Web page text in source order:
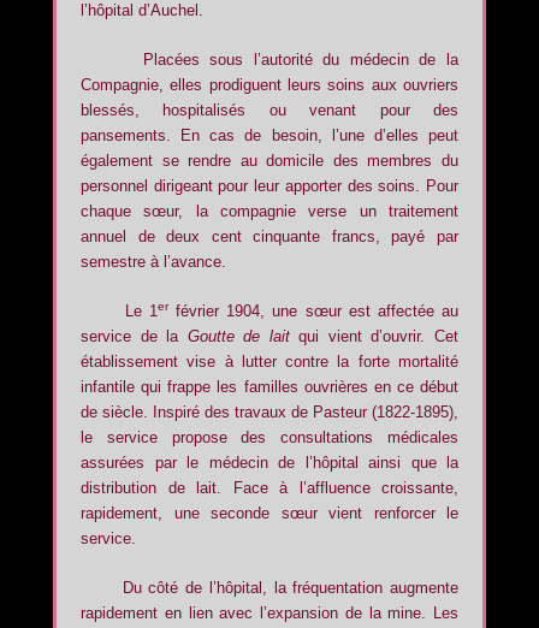
l’hôpital d’Auchel.
Placées sous l’autorité du médecin de la
Compagnie, elles prodiguent leurs soins aux ouvriers
blessés, hospitalisés ou venant pour des
pansements. En cas de besoin, l’une d’elles peut
également se rendre au domicile des membres du
personnel dirigeant pour leur apporter des soins. Pour
chaque sœur, la compagnie verse un traitement
annuel de deux cent cinquante francs, payé par
semestre à l’avance.
Le 1erfévrier 1904, une sœur est affectée au
service de la Goutte de laitqui vient d’ouvrir. Cet
établissement vise à lutter contre la forte mortalité
infantile qui frappe les familles ouvrières en ce début
de siècle. Inspiré des travaux de Pasteur (1822-1895),
le service propose des consultations médicales
assurées par le médecin de l’hôpital ainsi que la
distribution de lait. Face à l’affluence croissante,
rapidement, une seconde sœur vient renforcer le
service.
Du côté de l’hôpital, la fréquentation augmente
rapidement en lien avec l’expansion de la mine. Les